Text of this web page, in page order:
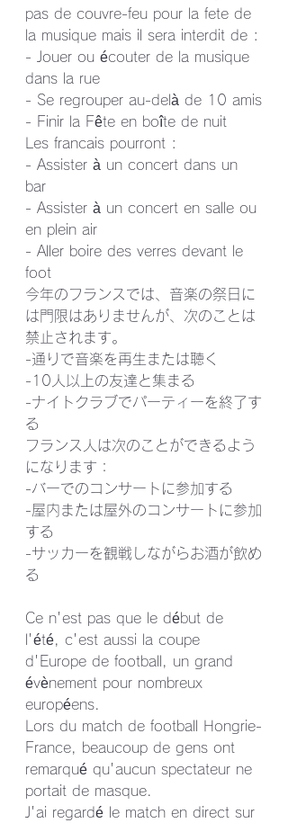
pas de couvre-feu pour la fete de
la musique mais il sera interdit de :
- Jouer ou écouter de la musique
dans la rue
- Se regrouper au-delà de 10 amis
- Finir la Fête en boîte de nuit
Les francais pourront :
- Assister à un concert dans un
bar
- Assister à un concert en salle ou
en plein air
- Aller boire des verres devant le
foot
今年のフランスでは、音楽の祭日に
は門限はありませんが、次のことは
禁止されます。
-通りで音楽を再生または聴く
-10人以上の友達と集まる
-ナイトクラブでパーティーを終了す
る
フランス人は次のことができるよう
になります：
-バーでのコンサートに参加する
-屋内または屋外のコンサートに参加
する
-サッカーを観戦しながらお酒が飲め
る
Ce n'est pas que le début de
l'été, c'est aussi la coupe
d'Europe de football, un grand
évènement pour nombreux
européens.
Lors du match de football Hongrie-
France, beaucoup de gens ont
remarqué qu'aucun spectateur ne
portait de masque.
J'ai regardé le match en direct sur